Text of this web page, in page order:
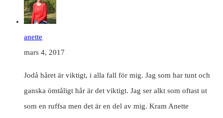
anette
mars 4, 2017
Jodå håret är viktigt, i alla fall för mig. Jag som har tunt och
ganska ömtåligt hår är det viktigt. Jag ser alkt som oftast ut
som en ruffsa men det är en del av mig. Kram Anette